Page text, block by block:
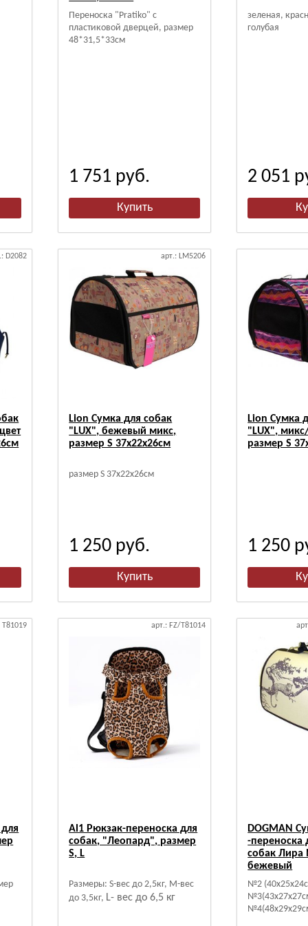
Переноска "Pratiko" с
пластиковой дверцей, размер
48*31,5*33см
1 751 руб.
зеленая,
голубая
2 051
D2082 арт.: LM5206
Lion Сумка для собак
"LUX", бежевый микс,
размер S 37х22х26см
размер S 37х22х26см
1 250 руб.
Lion Сумка
"LUX",
размер S
1 250
T81019 арт.: FZ/T81014
Al1 Рюкзак-переноска для
собак, "Леопард", размер
S, L
Размеры: S-вес до 2,5кг, М-вес
до 3,5кг, L- вес до 6,5 кг
DOGMAN
-переноска
собак
бежевый
№2